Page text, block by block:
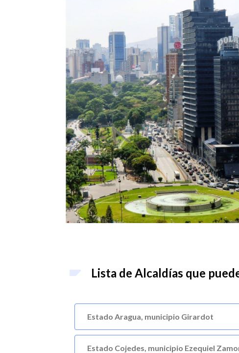
Lista de Alcaldías que
Estado Aragua, municipio Girardot
Estado Cojedes, municipio Ezequiel